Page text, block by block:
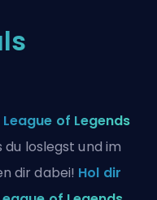
League of Legends
du loslegst und im
dir dabei! Hol dir